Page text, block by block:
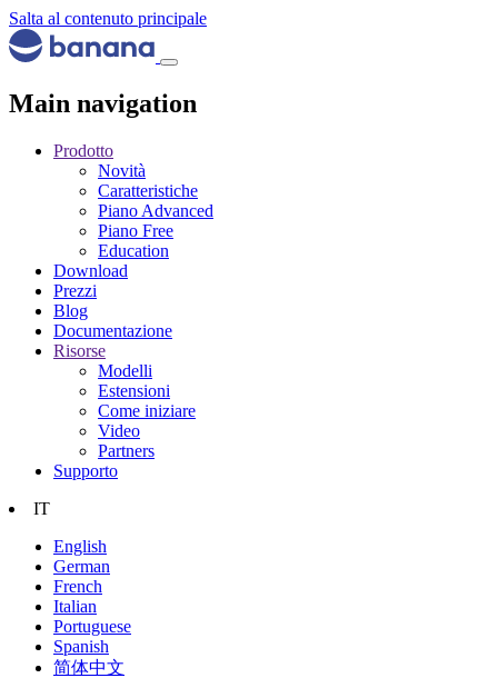
Salta al contenuto principale
Main navigation
Prodotto
Novità
Caratteristiche
Piano Advanced
Piano Free
Education
Download
Prezzi
Blog
Documentazione
Risorse
Modelli
Estensioni
Come iniziare
Video
Partners
Supporto
IT
English
German
French
Italian
Portuguese
Spanish
简体中文